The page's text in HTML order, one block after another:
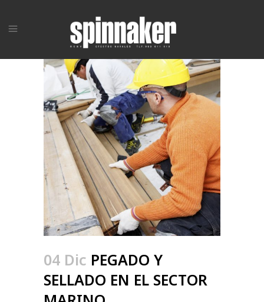
04 Dic PEGADO Y
SELLADO EN EL SECTOR